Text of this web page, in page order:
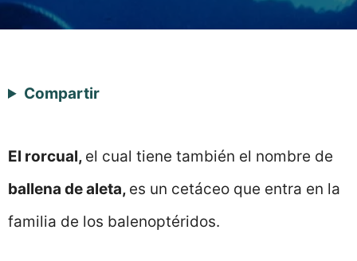
Compartir
El rorcual, el cual tiene también el nombre de
ballena de aleta, es un cetáceo que entra en la
familia de los balenoptéridos.